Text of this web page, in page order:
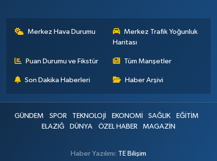
Merkez Hava Durumu
Merkez Trafik Yoğunluk
Haritası
Puan Durumu ve Fikstür Tüm Manşetler
Son Dakika Haberleri Haber Arşivi
GÜNDEM SPOR TEKNOLOJİ EKONOMİ SAĞLIK
EĞİTİM
ELAZIĞ
DÜNYA ÖZEL HABER MAGAZİN
Haber Yazılımı: TE Bilişim